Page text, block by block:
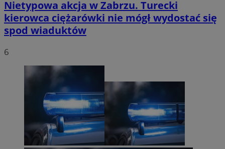
Nietypowa akcja w Zabrzu. Turecki
kierowca ciężarówki nie mógł wydostać się
spod wiaduktów
6